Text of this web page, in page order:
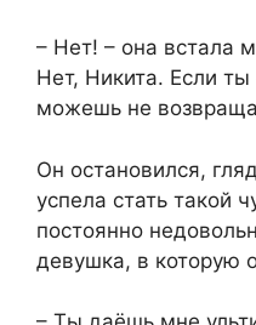
– Нет! – она встала
Нет, Никита. Если
можешь не
Он остановился,
успела стать такой
постоянно
девушка, в которую